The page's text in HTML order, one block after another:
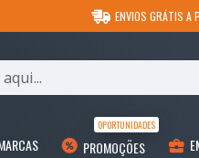
ENVIOS GRÁTIS A
PROMOÇÕES
OPORTUNIDADES